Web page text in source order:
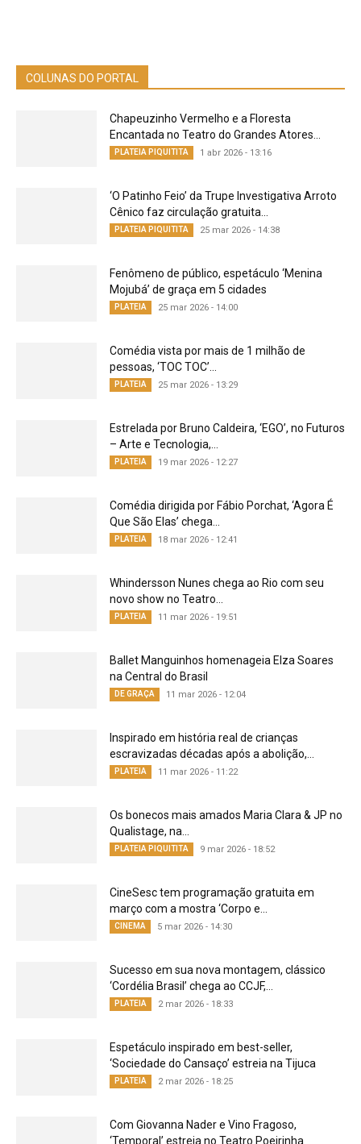
COLUNAS DO PORTAL
Chapeuzinho Vermelho e a Floresta
Encantada no Teatro do Grandes Atores...
PLATEIA PIQUITITA 1 abr 2026 - 13:16
‘O Patinho Feio’ da Trupe Investigativa Arroto
Cênico faz circulação gratuita...
PLATEIA PIQUITITA 25 mar 2026 - 14:38
Fenômeno de público, espetáculo ‘Menina
Mojubá’ de graça em 5 cidades
PLATEIA 25 mar 2026 - 14:00
Comédia vista por mais de 1 milhão de
pessoas, ‘TOC TOC’...
PLATEIA 25 mar 2026 - 13:29
Estrelada por Bruno Caldeira, ‘EGO’, no Futuros
– Arte e Tecnologia,...
PLATEIA 19 mar 2026 - 12:27
Comédia dirigida por Fábio Porchat, ‘Agora É
Que São Elas’ chega...
PLATEIA 18 mar 2026 - 12:41
Whindersson Nunes chega ao Rio com seu
novo show no Teatro...
PLATEIA 11 mar 2026 - 19:51
Ballet Manguinhos homenageia Elza Soares
na Central do Brasil
DE GRAÇA 11 mar 2026 - 12:04
Inspirado em história real de crianças
escravizadas décadas após a abolição,...
PLATEIA 11 mar 2026 - 11:22
Os bonecos mais amados Maria Clara & JP no
Qualistage, na...
PLATEIA PIQUITITA 9 mar 2026 - 18:52
CineSesc tem programação gratuita em
março com a mostra ‘Corpo e...
CINEMA 5 mar 2026 - 14:30
Sucesso em sua nova montagem, clássico
‘Cordélia Brasil’ chega ao CCJF,...
PLATEIA 2 mar 2026 - 18:33
Espetáculo inspirado em best-seller,
‘Sociedade do Cansaço’ estreia na Tijuca
PLATEIA 2 mar 2026 - 18:25
Com Giovanna Nader e Vino Fragoso,
‘Temporal’ estreia no Teatro Poeirinha